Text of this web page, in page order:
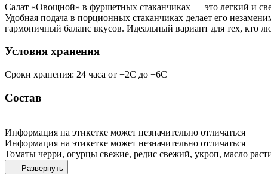
Салат «Овощной» в фуршетных стаканчиках — это легкий и
Удобная подача в порционных стаканчиках делает его
гармоничный баланс вкусов. Идеальный вариант для тех, кто
Условия хранения
Сроки хранения: 24 часа от +2С до +6С
Состав
Информация на этикетке может незначительно отличаться
Информация на этикетке может незначительно отличаться
Томаты черри, огурцы свежие, редис свежий, укроп, масло
Развернуть